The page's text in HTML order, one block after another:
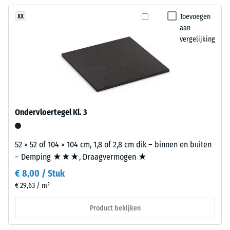
antraciet
steen.
Materiaal
Bestanddelen
opbouw
Dit
duidelijke demping
Antislipklasse DS
Wrijvingscoëfficiënt
tegen
abrasieve
Schaalwaarde
2 = "goed" (BS
Waterdoorlatendheid
(EN 12616) – Score 4 =
mm/u (600 l/h/m²)
product
productvergelijking.
Toevoegen
aan
vergelijking
XX
Ondervloertegel Kl. 3
52 × 52 of 104 × 104 cm, 1,8 of 2,8 cm dik – binnen en buiten
– Demping ★★★, Draagvermogen ★
€ 8,00 / Stuk
€ 29,63 / m²
Product bekijken